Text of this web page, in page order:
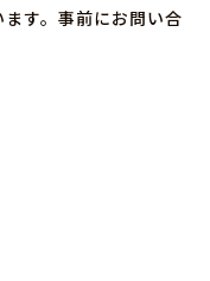
す。事前にお問い合